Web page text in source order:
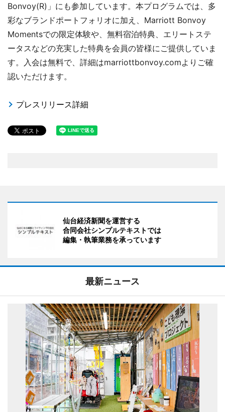
Bonvoy(R)」にも参加しています。本プログラムでは、多
彩なブランドポートフォリオに加え、Marriott Bonvoy
Momentsでの限定体験や、無料宿泊特典、エリートステ
ータスなどの充実した特典を会員の皆様にご提供していま
す。入会は無料で、詳細はmarriottbonvoy.comよりご確
認いただけます。
プレスリリース詳細
仙台経済新聞を運営する
合同会社シンプルテキストでは
編集・執筆業務を承っています
最新ニュース